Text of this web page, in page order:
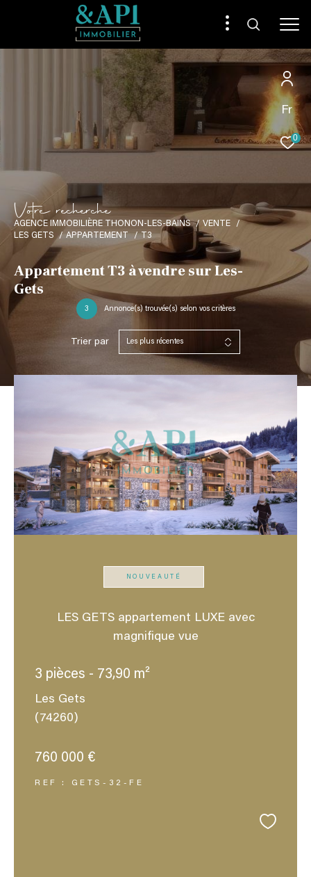
Fr
0
Votre recherche
AGENCE IMMOBILIÈRE THONON-LES-BAINS
VENTE
LES GETS
APPARTEMENT T3
Appartement T3 à vendre sur Les-
Gets
3 Annonce(s) trouvée(s) selon vos critères
Trier par Les plus récentes
NOUVEAUTÉ
LES GETS appartement LUXE avec
magnifique vue
3 pièces - 73,90 m²
Les Gets
(74260)
760 000 €
REF : GETS-32-FE